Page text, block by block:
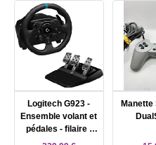
Logitech G923 -
Ensemble volant et
pédales - filaire -
pour PC, Sony
Manette